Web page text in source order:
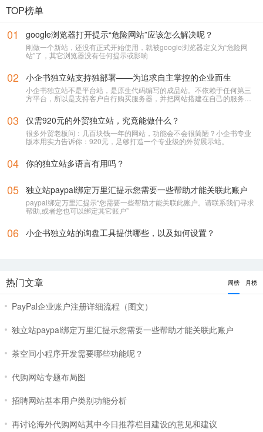
TOP榜单
01 google浏览器打开提示“危险网站”应该怎么解决呢？
刚做一个新站，还没有正式开始使用，就被google浏览器定义为“危险网
站”了，其它浏览器没有任何提示或影响
02 小企书独立站支持独部署——为追求自主掌控的企业而生
小企书独立站不是平台站，是原生代码编写的成品站。不依赖于任何第三
方平台，所以是支持客户自行购买服务器，并把网站搭建在自己的服务器
03 仅需920元的外贸独立站，究竟能做什么？
很多外贸老板问：几百块钱一年的网站，功能会不会很简陋？小企书专业
版本用实力告诉你：920元，足够打造一个专业级的外贸展示站。
04 你的独立站多语言有用吗？
05 独立站paypal绑定万里汇提示您需要一些帮助才能关联此账户
paypal绑定万里汇提示“您需要一些帮助才能关联此账户。请联系我们寻求
帮助,或者您也可以绑定其它账户”
06 小企书独立站的询盘工具提供哪些，以及如何设置？
热门文章 周榜 月榜
PayPal企业账户注册详细流程（图文）
独立站paypal绑定万里汇提示您需要一些帮助才能关联此账户
茶空间小程序开发需要哪些功能呢？
代购网站专题布局图
招聘网站基本用户类别功能分析
再讨论海外代购网站其中今日推荐栏目建设的意见和建议